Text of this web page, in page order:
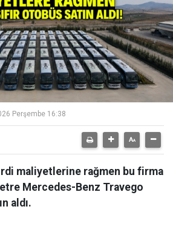
Perşembe 16:38
maliyetlerine rağmen bu firma
Mercedes-Benz Travego
aldı.